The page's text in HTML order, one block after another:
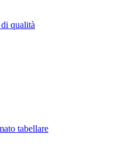
qualità
tabellare